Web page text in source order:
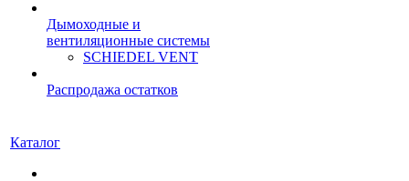
Дымоходные и
вентиляционные системы
SCHIEDEL VENT
Распродажа остатков
Каталог